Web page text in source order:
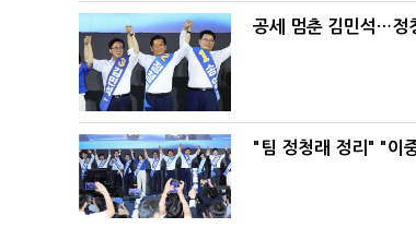
공세 멈춘 김민석…정
"팀 정청래 정리" "이